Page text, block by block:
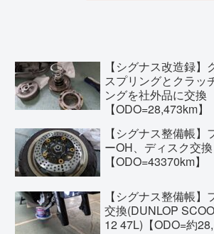
【シグナス改造録
スプリングとクラッ
ングを社外品に交換
【ODO=28,473km】
【シグナス整備帳
ーOH、ディスク交換
【ODO=43370km】
【シグナス整備帳
交換(DUNLOP
12 47L)【ODO=約